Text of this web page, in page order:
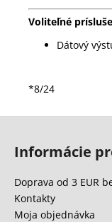
Voliteľné
Dátový
*8/24
Informácie
Doprava od 3 EUR
Kontakty
Moja objednávka